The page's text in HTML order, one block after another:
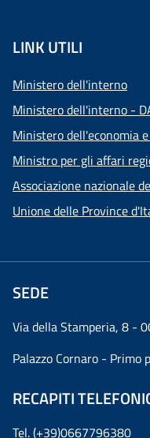
LINK UTILI
Ministero dell'interno
Ministero dell'interno -
Ministero dell'economia
Ministro per gli affari
Associazione nazionale
Unione delle Province
SEDE
Via della Stamperia, 8 -
Palazzo Cornaro - Primo
RECAPITI
Tel. (+39)0667796380